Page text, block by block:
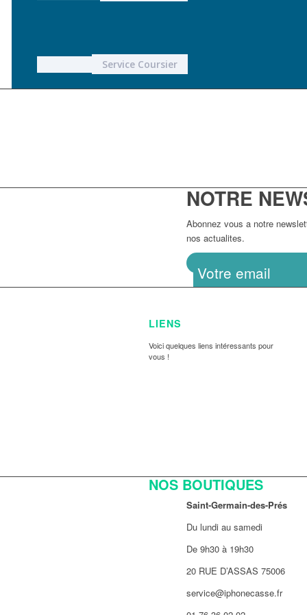
Service Coursier
NOTRE
Abonnez vous a notre
nos actualites.
LIENS
Voici quelques liens intéressants pour
vous !
NOS BOUTIQUES
Saint-Germain-des-Prés
Du lundi au samedi
De 9h30 à 19h30
20 RUE D’ASSAS 75006
service@iphonecasse.fr